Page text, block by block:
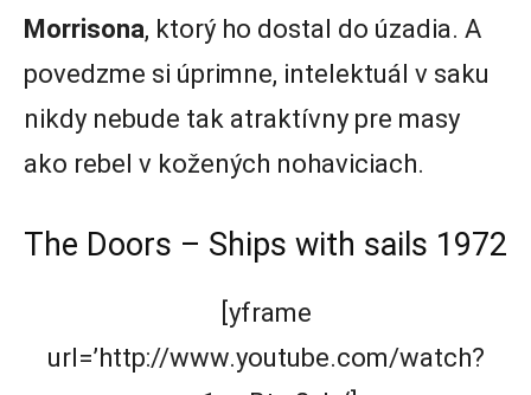
Morrisona, ktorý ho dostal do úzadia. A
povedzme si úprimne, intelektuál v saku
nikdy nebude tak atraktívny pre masy
ako rebel v kožených nohaviciach.
The Doors – Ships with sails 1972
[yframe
url=’http://www.youtube.com/watch?